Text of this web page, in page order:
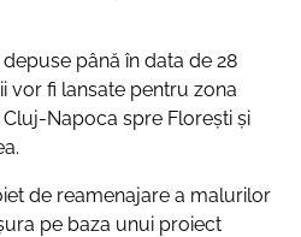
până în data de 28
vor fi lansate pentru zona
Napoca spre Florești și
de reamenajare a malurilor
pe baza unui proiect